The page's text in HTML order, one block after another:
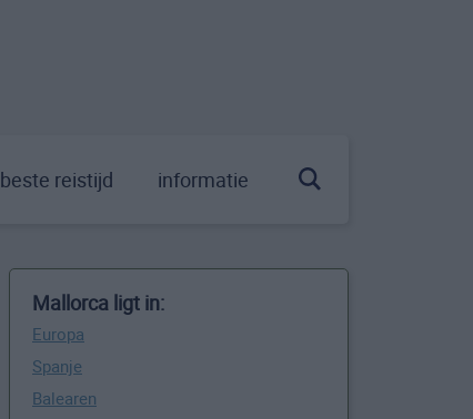
beste reistijd informatie
Mallorca ligt in:
Europa
Spanje
Balearen